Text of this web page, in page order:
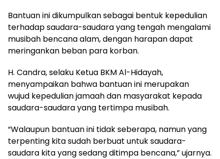
Bantuan ini dikumpulkan sebagai bentuk kepedulian
terhadap saudara-saudara yang tengah mengalami
musibah bencana alam, dengan harapan dapat
meringankan beban para korban.
H. Candra, selaku Ketua BKM Al-Hidayah,
menyampaikan bahwa bantuan ini merupakan
wujud kepedulian jamaah dan masyarakat kepada
saudara-saudara yang tertimpa musibah.
“Walaupun bantuan ini tidak seberapa, namun yang
terpenting kita sudah berbuat untuk saudara-
saudara kita yang sedang ditimpa bencana,” ujarnya.